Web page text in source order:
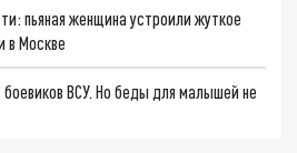
пьяная женщина устроили жуткое
в Москве
ВСУ. Но беды для малышей не